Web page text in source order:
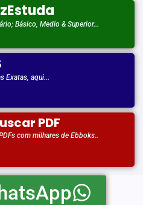
Básico, Medio & Superior...
Exatas, aqui...
PDF
com milhares de Ebboks..